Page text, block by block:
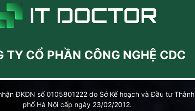
TY CỔ PHẦN CÔNG NGHỆ CDC
ĐKDN số 0105801222 do Sở Kế hoạch và Đầu tư Thành
phố Hà Nội cấp ngày 23/02/2012.